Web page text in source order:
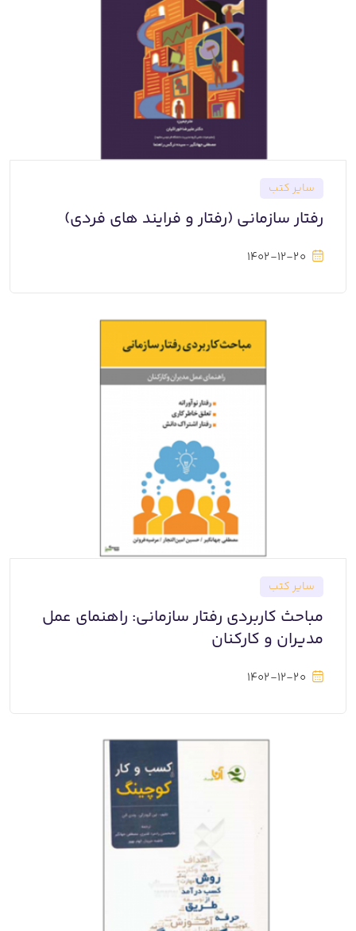
سایر کتب
رفتار سازمانی (رفتار و فرایند های فردی)
1402-12-20
سایر کتب
مباحث کاربردی رفتار سازمانی: راهنمای عمل
مدیران و کارکنان
1402-12-20